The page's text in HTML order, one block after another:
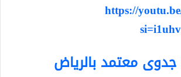
https://
معتمد بالرياض